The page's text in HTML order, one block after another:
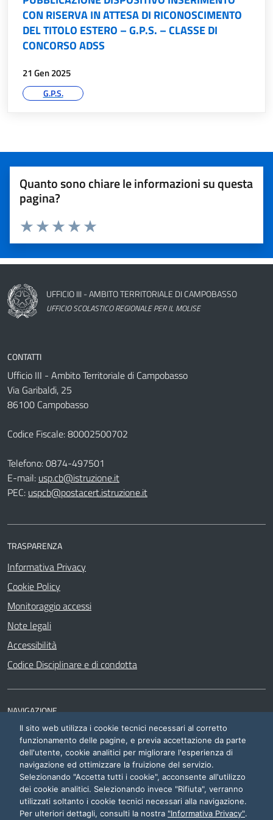
CON RISERVA IN ATTESA DI RICONOSCIMENTO
DEL TITOLO ESTERO – G.P.S. – CLASSE DI
CONCORSO ADSS
data:
21 Gen 2025
argomenti:
G.P.S.
Quanto sono chiare le informazioni su questa
pagina?
Valuta 5 stelle su 5
Valuta 4 stelle su 5
Valuta 3 stelle su 5
Valuta 2 stelle su 5
Valuta 1 stelle su 5
Nome dell'amministrazione
UFFICIO III - AMBITO TERRITORIALE DI CAMPOBASSO
UFFICIO SCOLASTICO REGIONALE PER IL MOLISE
CONTATTI
Ufficio III - Ambito Territoriale di Campobasso
Via Garibaldi, 25
86100 Campobasso
Codice Fiscale: 80002500702
Telefono:0874-497501
E-mail: usp.cb@istruzione.it
PEC: uspcb@postacert.istruzione.it
TRASPARENZA
Informativa Privacy
Cookie Policy
Monitoraggio accessi
Note legali
Accessibilità
Codice Disciplinare e di condotta
NAVIGAZIONE
Siti di interesse
Area riservata
Il sito web utilizza i cookie tecnici necessari al corretto
funzionamento delle pagine, e previa accettazione da parte
dell'utente, cookie analitici per migliorare l'esperienza di
navigazione ed ottimizzare la fruizione del servizio.
Selezionando "Accetta tutti i cookie", acconsente all'utilizzo
dei cookie analitici. Selezionando invece "Rifiuta", verranno
utilizzati soltanto i cookie tecnici necessari alla navigazione.
Per ulteriori dettagli, consulti la nostra "Informativa Privacy".